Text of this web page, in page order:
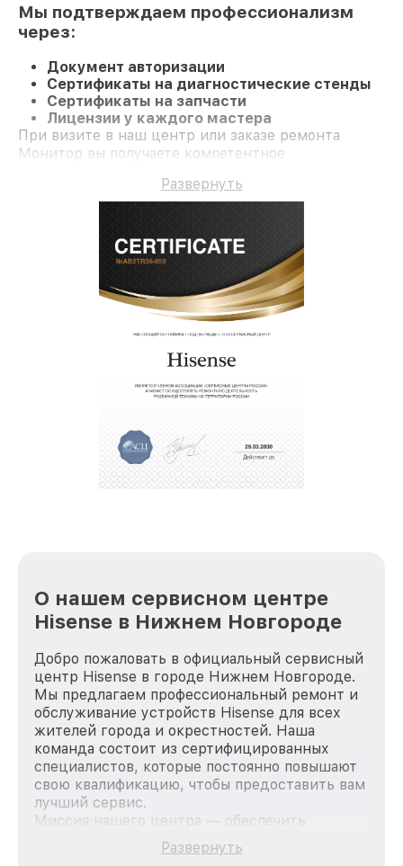
Мы подтверждаем профессионализм
через:
Документ авторизации
Сертификаты на диагностические стенды
Сертификаты на запчасти
Лицензии у каждого мастера
При визите в наш центр или заказе ремонта
Монитор вы получаете компетентное
Развернуть
О нашем сервисном центре
Hisense в Нижнем Новгороде
Добро пожаловать в официальный сервисный
центр Hisense в городе Нижнем Новгороде.
Мы предлагаем профессиональный ремонт и
обслуживание устройств Hisense для всех
жителей города и окрестностей. Наша
команда состоит из сертифицированных
специалистов, которые постоянно повышают
свою квалификацию, чтобы предоставить вам
лучший сервис.
Миссия нашего центра — обеспечить
качественный и доступный ремонт для
каждого пользователя продукции Hisense,
Развернуть